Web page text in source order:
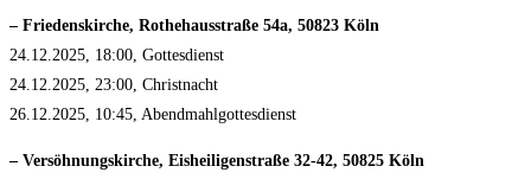
– Friedenskirche, Rothehausstraße 54a, 50823 Köln
24.12.2025, 18:00, Gottesdienst
24.12.2025, 23:00, Christnacht
26.12.2025, 10:45, Abendmahlgottesdienst
– Versöhnungskirche, Eisheiligenstraße 32-42, 50825 Köln